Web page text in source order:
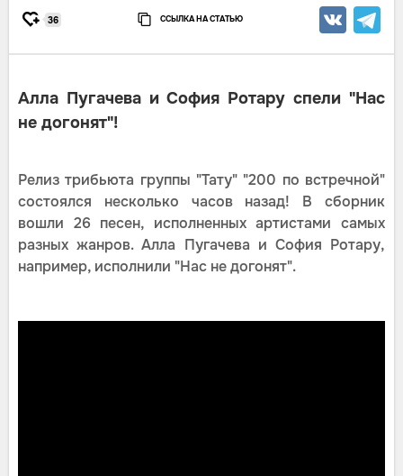
36 ССЫЛКА НА СТАТЬЮ
Алла Пугачева и София Ротару спели "Нас
не догонят"!
Релиз трибьюта группы "Тату" "200 по встречной"
состоялся несколько часов назад! В сборник
вошли 26 песен, исполненных артистами самых
разных жанров. Алла Пугачева и София Ротару,
например, исполнили "Нас не догонят".